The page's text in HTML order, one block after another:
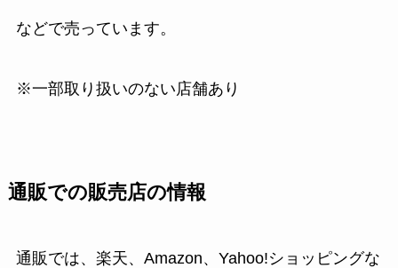
などで売っています。
※一部取り扱いのない店舗あり
通販での販売店の情報
通販では、楽天、Amazon、Yahoo!ショッピングな